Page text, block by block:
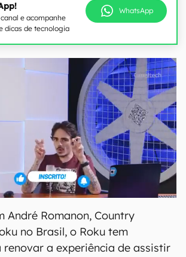
e acompanhe
dicas de tecnologia
WhatsApp
André Romanon, Country
no Brasil, o Roku tem
renovar a experiência de assistir